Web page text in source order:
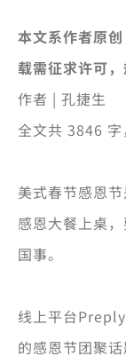
本文系作者原
载需征求许可
作者 | 孔捷生
全文共 3846
美式春节感恩
感恩大餐上桌
国事。
线上平台
的感恩节团聚